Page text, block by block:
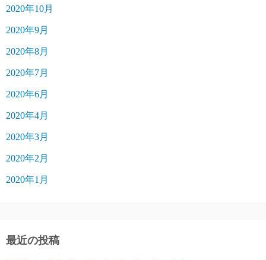
2020年10月
2020年9月
2020年8月
2020年7月
2020年6月
2020年4月
2020年3月
2020年2月
2020年1月
最近の投稿